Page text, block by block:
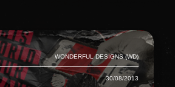
Wonderful Designs (WD)
30/08/2013